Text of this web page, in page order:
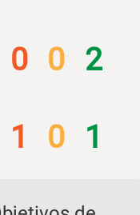
0 0 2
1 0 1